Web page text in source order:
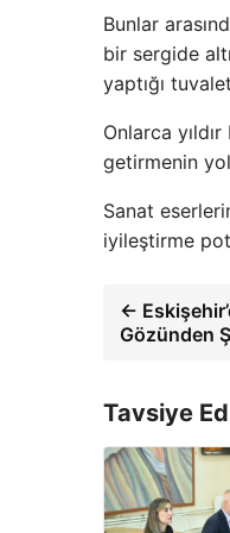
Bunlar
bir sergide
yaptığı
Onlarca
getirmenin
Sanat
iyileştirme
←
Gözünden
Tavsiye